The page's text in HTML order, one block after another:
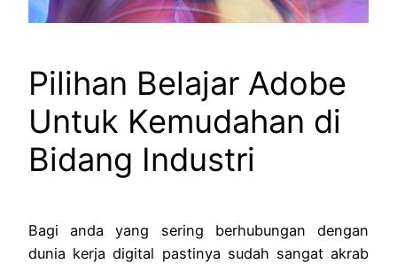
Pilihan Belajar Adobe
Untuk Kemudahan di
Bidang Industri
Bagi anda yang sering berhubungan dengan
dunia kerja digital pastinya sudah sangat akrab